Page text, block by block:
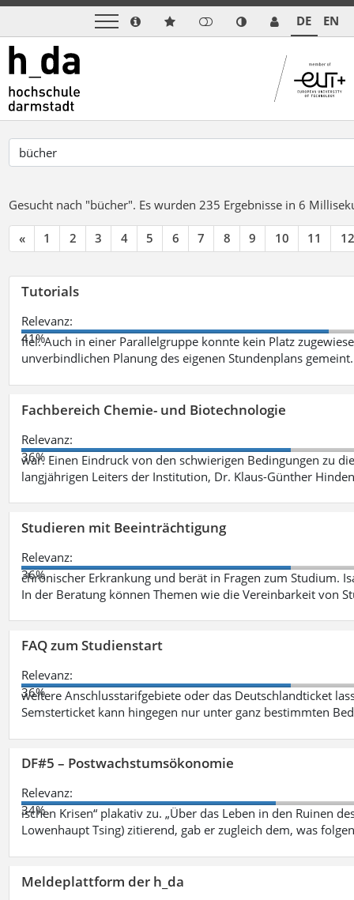
DE EN
Gesucht nach "bücher". Es wurden 235 Ergebnisse in 6
« 1 2 3 4 5 6 7 8 9 10 11 12
Tutorials
Relevanz:
41%
fiel. Auch in einer Parallelgruppe konnte kein Platz
unverbindlichen Planung des eigenen Stundenplans
Fachbereich Chemie- und Biotechnologie
Relevanz:
36%
war. Einen Eindruck von den schwierigen Bedingungen zu
langjährigen Leiters der Institution, Dr. Klaus-Günther
Studieren mit Beeinträchtigung
Relevanz:
36%
chronischer Erkrankung und berät in Fragen zum Studium.
In der Beratung können Themen wie die Vereinbarkeit von
FAQ zum Studienstart
Relevanz:
36%
weitere Anschlusstarifgebiete oder das Deutschlandticket
Semsterticket kann hingegen nur unter ganz bestimmten
DF#5 – Postwachstumsökonomie
Relevanz:
34%
ischen Krisen“ plakativ zu. „Über das Leben in den Ruinen
Lowenhaupt Tsing) zitierend, gab er zugleich dem, was
Meldeplattform der h_da